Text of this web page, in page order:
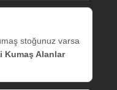
stoğunuz varsa
Kumaş Alanlar